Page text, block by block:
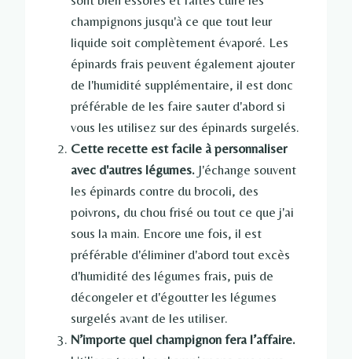
champignons jusqu'à ce que tout leur
liquide soit complètement évaporé. Les
épinards frais peuvent également ajouter
de l'humidité supplémentaire, il est donc
préférable de les faire sauter d'abord si
vous les utilisez sur des épinards surgelés.
Cette recette est facile à personnaliser
avec d'autres légumes. J'échange souvent
les épinards contre du brocoli, des
poivrons, du chou frisé ou tout ce que j'ai
sous la main. Encore une fois, il est
préférable d'éliminer d'abord tout excès
d'humidité des légumes frais, puis de
décongeler et d'égoutter les légumes
surgelés avant de les utiliser.
N’importe quel champignon fera l’affaire.